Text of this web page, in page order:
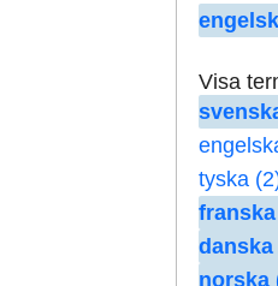
Visa
tyska
franska
danska
norska